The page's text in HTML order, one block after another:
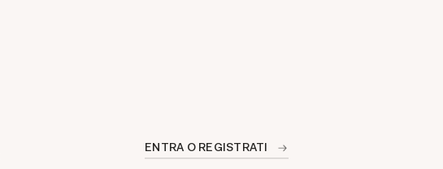
ENTRA O REGISTRATI